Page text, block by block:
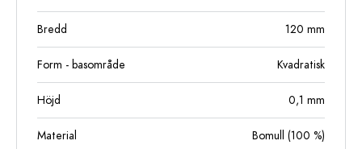
Bredd 120 mm
Form - basområde Kvadratisk
Höjd 0,1 mm
Material Bomull (100 %)